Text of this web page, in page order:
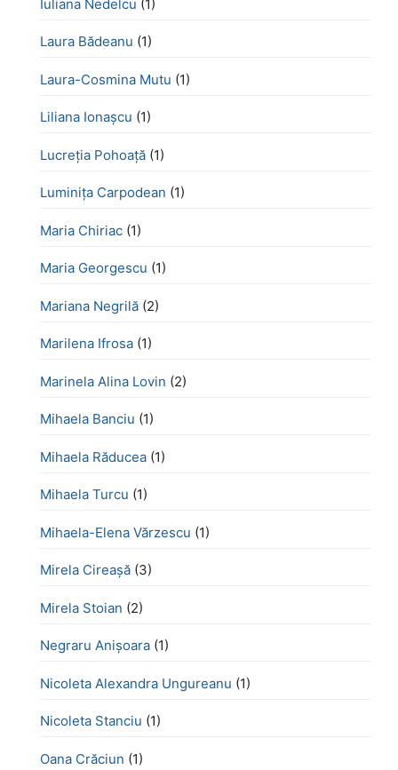
Iuliana Nedelcu (1)
Laura Bădeanu (1)
Laura-Cosmina Mutu (1)
Liliana Ionașcu (1)
Lucreţia Pohoaţă (1)
Luminița Carpodean (1)
Maria Chiriac (1)
Maria Georgescu (1)
Mariana Negrilă (2)
Marilena Ifrosa (1)
Marinela Alina Lovin (2)
Mihaela Banciu (1)
Mihaela Răducea (1)
Mihaela Turcu (1)
Mihaela-Elena Vărzescu (1)
Mirela Cireașă (3)
Mirela Stoian (2)
Negraru Anișoara (1)
Nicoleta Alexandra Ungureanu (1)
Nicoleta Stanciu (1)
Oana Crăciun (1)